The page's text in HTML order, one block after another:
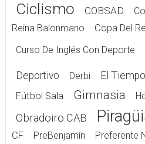
Ciclismo COBSAD
Reina Balonmano
Copa Del
Curso De Inglés Con Deporte
Deportivo Derbi El Tiempo
Fútbol Sala Gimnasia
Obradoiro CAB
CF
PreBenjamín Preferente